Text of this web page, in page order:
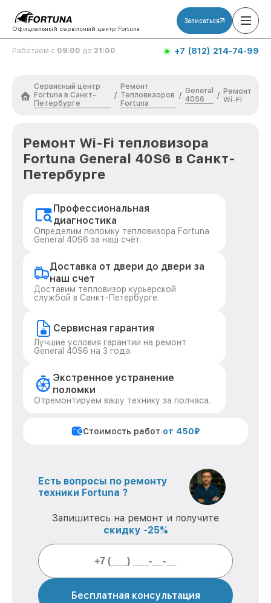
Официальный сервисный центр Fortuna
Записаться
Работаем с 09:00 до 21:00 +7 (812) 214-74-99
Сервисный центр
Fortuna в Санкт-
Петербурге
/
Ремонт
Тепловизоров
Fortuna
/
General
40S6
/ Ремонт
Wi-Fi
Ремонт Wi-Fi тепловизора
Fortuna General 40S6 в Санкт-
Петербурге
Профессиональная
диагностика
Определим поломку тепловизора Fortuna
General 40S6 за наш счёт.
Доставка от двери до двери за
наш счет
Доставим тепловизор курьерской
службой в Санкт-Петербурге.
Сервисная гарантия
Лучшие условия гарантии на ремонт
General 40S6 на 3 года.
Экстренное устранение
поломки
Отремонтируем вашу технику за полчаса.
Стоимость работ от 450₽
Есть вопросы по ремонту
техники Fortuna ?
Запишитесь на ремонт и получите
скидку -25%
Бесплатная консультация